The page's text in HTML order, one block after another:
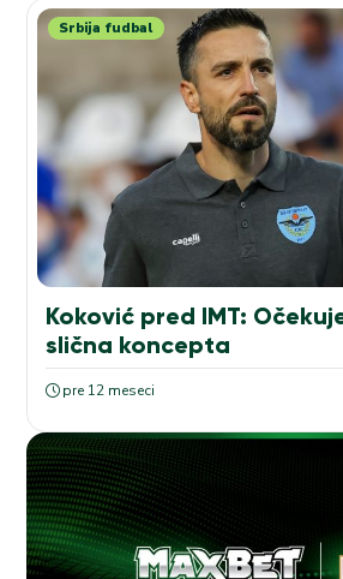
Srbija fudbal
Koković pred IMT:
slična koncepta
pre 12 meseci